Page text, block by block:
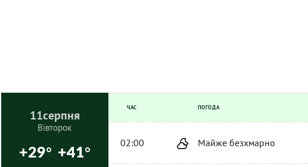
11серпня
Вівторок
+29° +41°
ЧАС ПОГОДА
02:00 Майже безхмарно